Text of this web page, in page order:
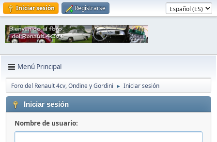
Iniciar sesión Registrarse
Menú Principal
Foro del Renault 4cv, Ondine y Gordini ► Iniciar sesión
Iniciar sesión
Nombre de usuario: